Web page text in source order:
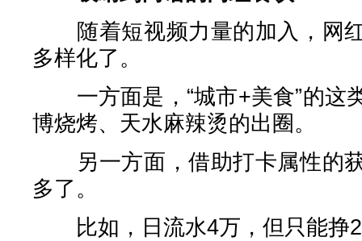
随着短视频力量的加入，网
多样化了。
一方面是，“城市+美食”的这
博烧烤、天水麻辣烫的出圈。
另一方面，借助打卡属性的
多了。
比如，日流水4万，但只能挣